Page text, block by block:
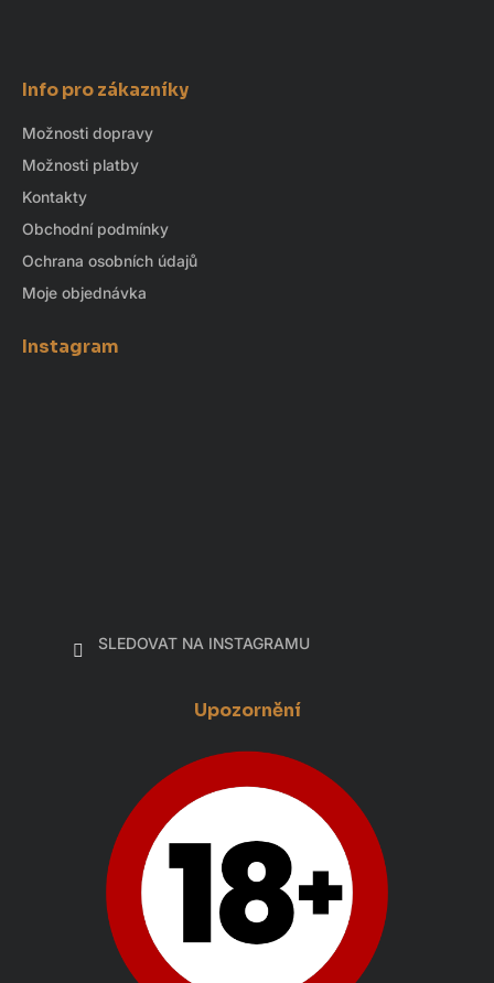
Info pro zákazníky
Možnosti dopravy
Možnosti platby
Kontakty
Obchodní podmínky
Ochrana osobních údajů
Moje objednávka
Instagram
SLEDOVAT NA INSTAGRAMU
Upozornění